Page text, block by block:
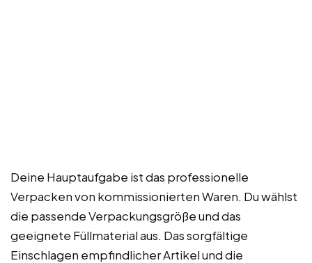
Deine Hauptaufgabe ist das professionelle
Verpacken von kommissionierten Waren. Du wählst
die passende Verpackungsgröße und das
geeignete Füllmaterial aus. Das sorgfältige
Einschlagen empfindlicher Artikel und die